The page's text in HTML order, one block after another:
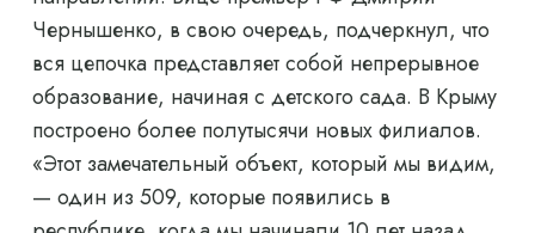
Чернышенко, в свою очередь, подчеркнул, что
вся цепочка представляет собой непрерывное
образование, начиная с детского сада. В Крыму
построено более полутысячи новых филиалов.
«Этот замечательный объект, который мы видим,
— один из 509, которые появились в